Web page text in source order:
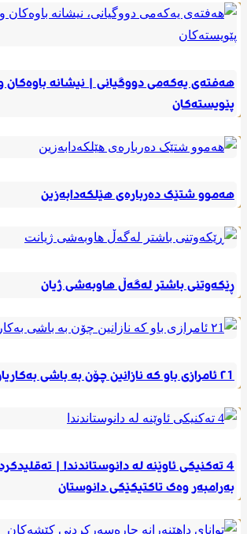
هەفتەی یەکەمی دووگیانی | نیشانە باوەکان
پێویستەکان
هەموو شتێک دەربارەی هێلکەدابەزین
ڕێکەوتنی باشتر لەگەڵ هاوبەشی ژیان
٢1 ئامرازی باو کە نازانین چۆن بە باشی بەکاریان بهێنین!
4 تەکنیکی ئاوێنە لە دانوستاندندا |
بەرامبەر وەک تاکتیکێکی دانوستان